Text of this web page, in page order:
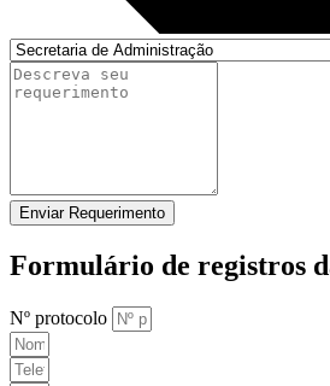
Enviar Requerimento
Formulário de registros
Nº protocolo